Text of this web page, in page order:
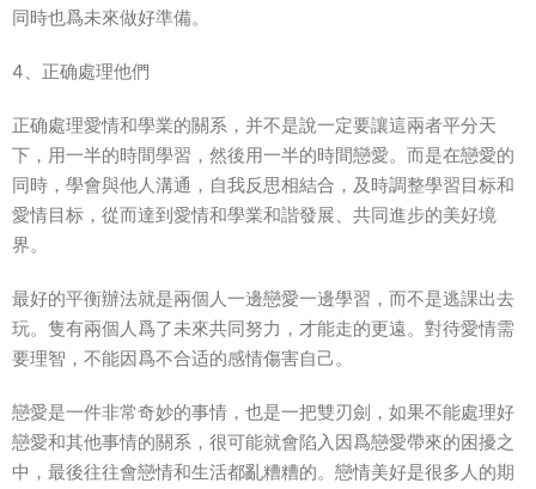
同時也爲未來做好準備。
4、正确處理他們
正确處理愛情和學業的關系，并不是說一定要讓這兩者平分天
下，用一半的時間學習，然後用一半的時間戀愛。而是在戀愛的
同時，學會與他人溝通，自我反思相結合，及時調整學習目标和
愛情目标，從而達到愛情和學業和諧發展、共同進步的美好境
界。
最好的平衡辦法就是兩個人一邊戀愛一邊學習，而不是逃課出去
玩。隻有兩個人爲了未來共同努力，才能走的更遠。對待愛情需
要理智，不能因爲不合适的感情傷害自己。
戀愛是一件非常奇妙的事情，也是一把雙刃劍，如果不能處理好
戀愛和其他事情的關系，很可能就會陷入因爲戀愛帶來的困擾之
中，最後往往會戀情和生活都亂糟糟的。戀情美好是很多人的期